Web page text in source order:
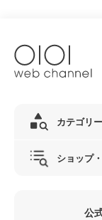
カテゴリ
ショップ
公